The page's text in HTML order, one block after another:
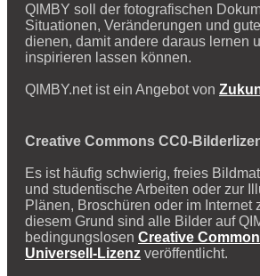
QIMBY soll der fotografischen
Situationen, Veränderungen und
dienen, damit andere daraus lernen
inspirieren lassen können.
QIMBY.net ist ein Angebot von
Creative Commons CC0-
Es ist häufig schwierig, freies
und studentische Arbeiten oder zur
Plänen, Broschüren oder im Internet
diesem Grund sind alle Bilder auf
bedingungslosen Creative
Universell-Lizenz veröffentlicht.